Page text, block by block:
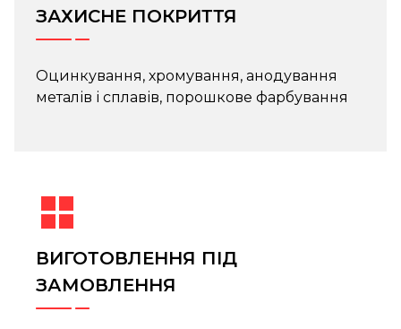
ЗАХИСНЕ ПОКРИТТЯ
Оцинкування, хромування, анодування
металів і сплавів, порошкове фарбування
ВИГОТОВЛЕННЯ ПІД
ЗАМОВЛЕННЯ